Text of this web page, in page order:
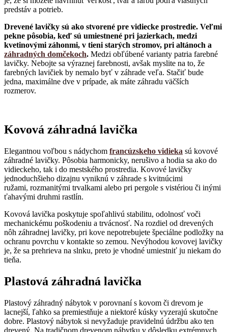
predstáv a potrieb.
Drevené lavičky sú ako stvorené pre vidiecke prostredie. Veľmi
pekne pôsobia, keď sú umiestnené pri jazierkach, medzi
kvetinovými záhonmi, v tieni starých stromov, pri altánoch a
záhradných domčekoch. Medzi obľúbené varianty patria farebné
lavičky. Nebojte sa výraznej farebnosti, avšak myslite na to, že
farebných lavičiek by nemalo byť v záhrade veľa. Stačiť bude
jedna, maximálne dve v prípade, ak máte záhradu väčších
rozmerov.
Kovová záhradná lavička
Elegantnou voľbou s nádychom francúzskeho vidieka sú kovové
záhradné lavičky. Pôsobia harmonicky, nerušivo a hodia sa ako do
vidieckeho, tak i do mestského prostredia. Kovové lavičky
jednoduchšieho dizajnu vyniknú v záhrade s kvitnúcimi
ružami, rozmanitými trvalkami alebo pri pergole s vistériou či inými
ťahavými druhmi rastlín.
Kovová lavička poskytuje spoľahlivú stabilitu, odolnosť voči
mechanickému poškodeniu a trvácnosť. Na rozdiel od drevených
nôh záhradnej lavičky, pri kove nepotrebujete špeciálne podložky na
ochranu povrchu v kontakte so zemou. Nevýhodou kovovej lavičky
je, že sa prehrieva na slnku, preto je vhodné umiestniť ju niekam do
tieňa.
Plastová záhradná lavička
Plastový záhradný nábytok v porovnaní s kovom či drevom je
lacnejší, ľahko sa premiestňuje a niektoré kúsky vyzerajú skutočne
dobre. Plastový nábytok si nevyžaduje pravidelnú údržbu ako ten
drevený. Na tradičnom drevenom nábytku v dôsledku extrémnych